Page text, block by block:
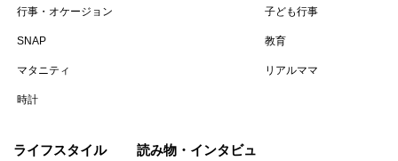
行事・オケージョン
SNAP
マタニティ
時計
子ども行事
教育
リアルママ
ライフスタイル
読み物・インタビュ